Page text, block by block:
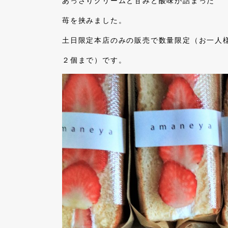
苺を挟みました。
土日限定本店のみの販売で数量限定（お一人
２個まで）です。